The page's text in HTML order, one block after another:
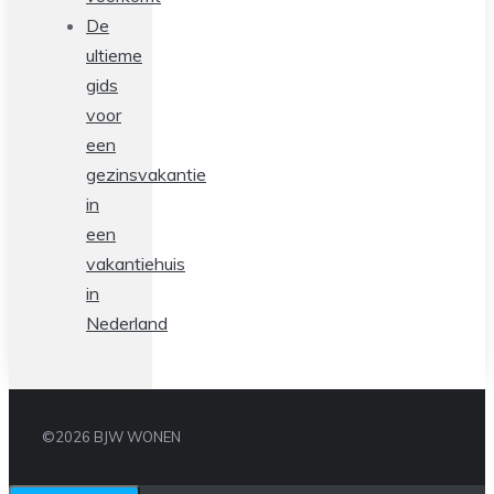
De
ultieme
gids
voor
een
gezinsvakantie
in
een
vakantiehuis
in
Nederland
©2026 BJW WONEN